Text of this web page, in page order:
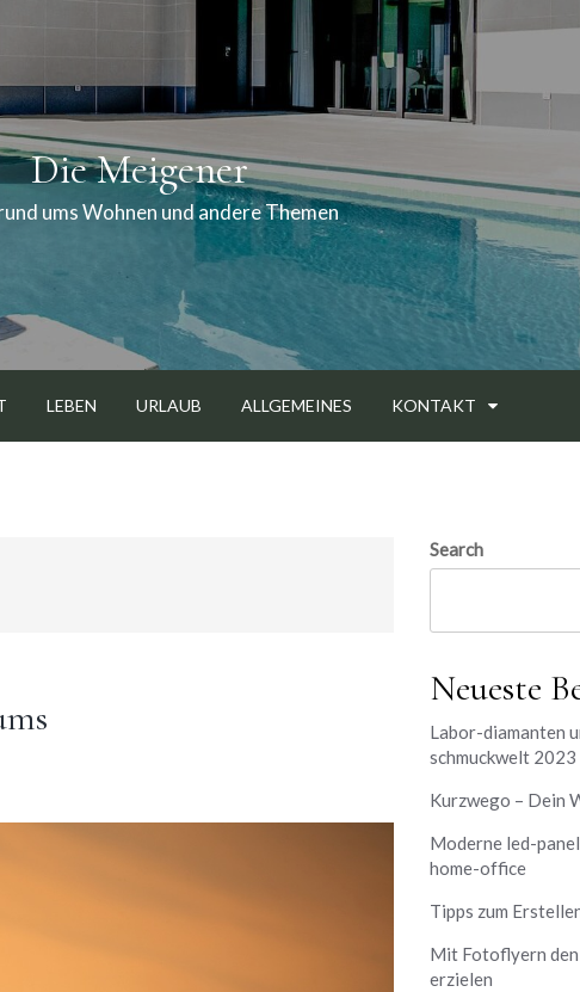
Die Meigener
ums Wohnen und andere Themen
LEBEN URLAUB ALLGEMEINES KONTAKT
Search
Neueste
Labor-diamanten
schmuckwelt 2023
Kurzwego – Dein
Moderne led-
home-office
Tipps zum
Mit Fotoflyern
erzielen